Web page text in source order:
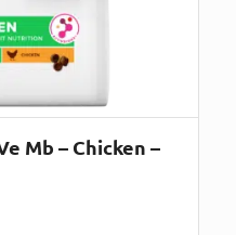
Mb – Chicken –